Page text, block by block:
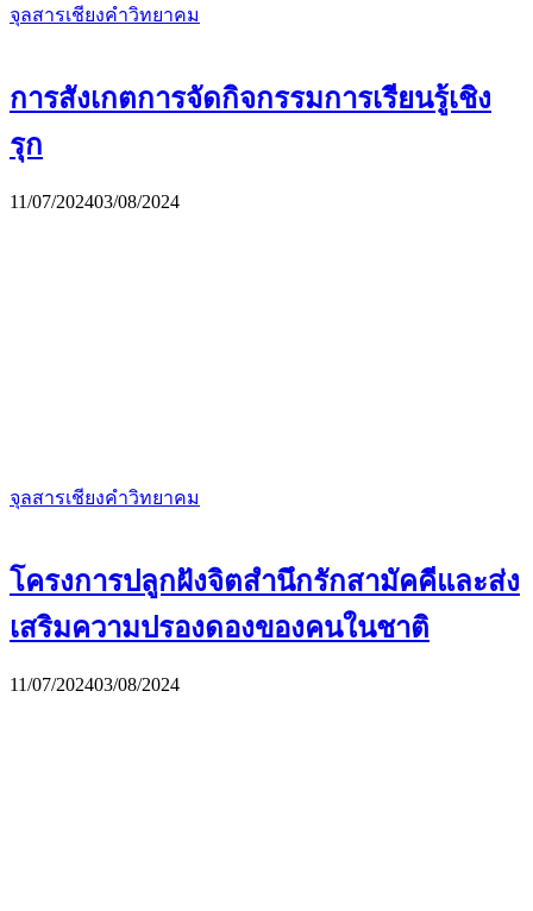
จุลสารเชียงคำวิทยาคม
การสังเกตการจัดกิจกรรมการเรียนรู้เชิง
รุก
11/07/202403/08/2024
จุลสารเชียงคำวิทยาคม
โครงการปลูกฝังจิตสำนึกรักสามัคคีและส่ง
เสริมความปรองดองของคนในชาติ
11/07/202403/08/2024